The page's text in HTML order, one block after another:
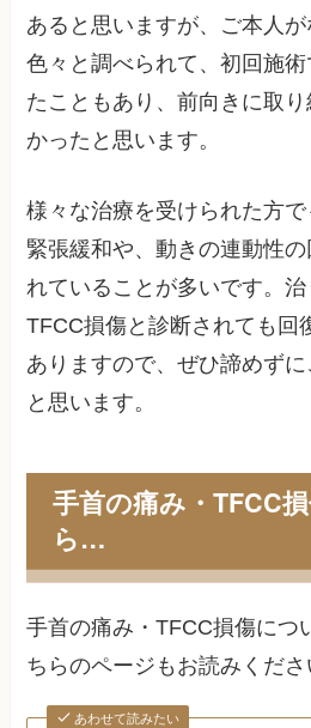
あると思いますが、ご本人
色々と調べられて、初回施
たこともあり、前向きに取
かったと思います。
様々な治療を受けられた方
緊張緩和や、動きの連動性
れていることが多いです。
TFCC損傷と診断されても回
ありますので、ぜひ諦めず
と思います。
手首の痛み・TFCC
ら…
手首の痛み・TFCC損傷につ
ちらのページもお読みくださ
あわせて読みたい